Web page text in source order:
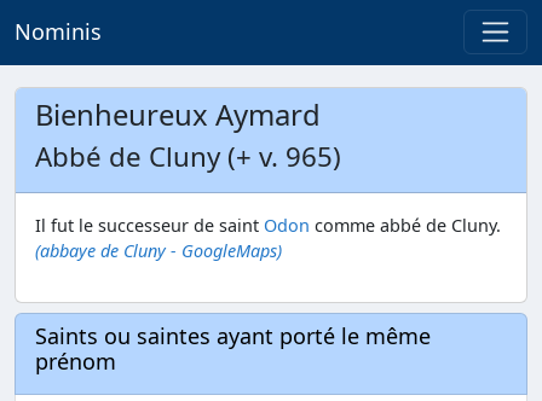
Nominis
Bienheureux Aymard
Abbé de Cluny (+ v. 965)
Il fut le successeur de saint Odon comme abbé de Cluny.
(abbaye de Cluny - GoogleMaps)
Saints ou saintes ayant porté le même
prénom